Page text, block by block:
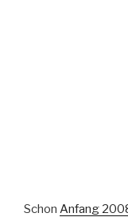
Schon Anfang